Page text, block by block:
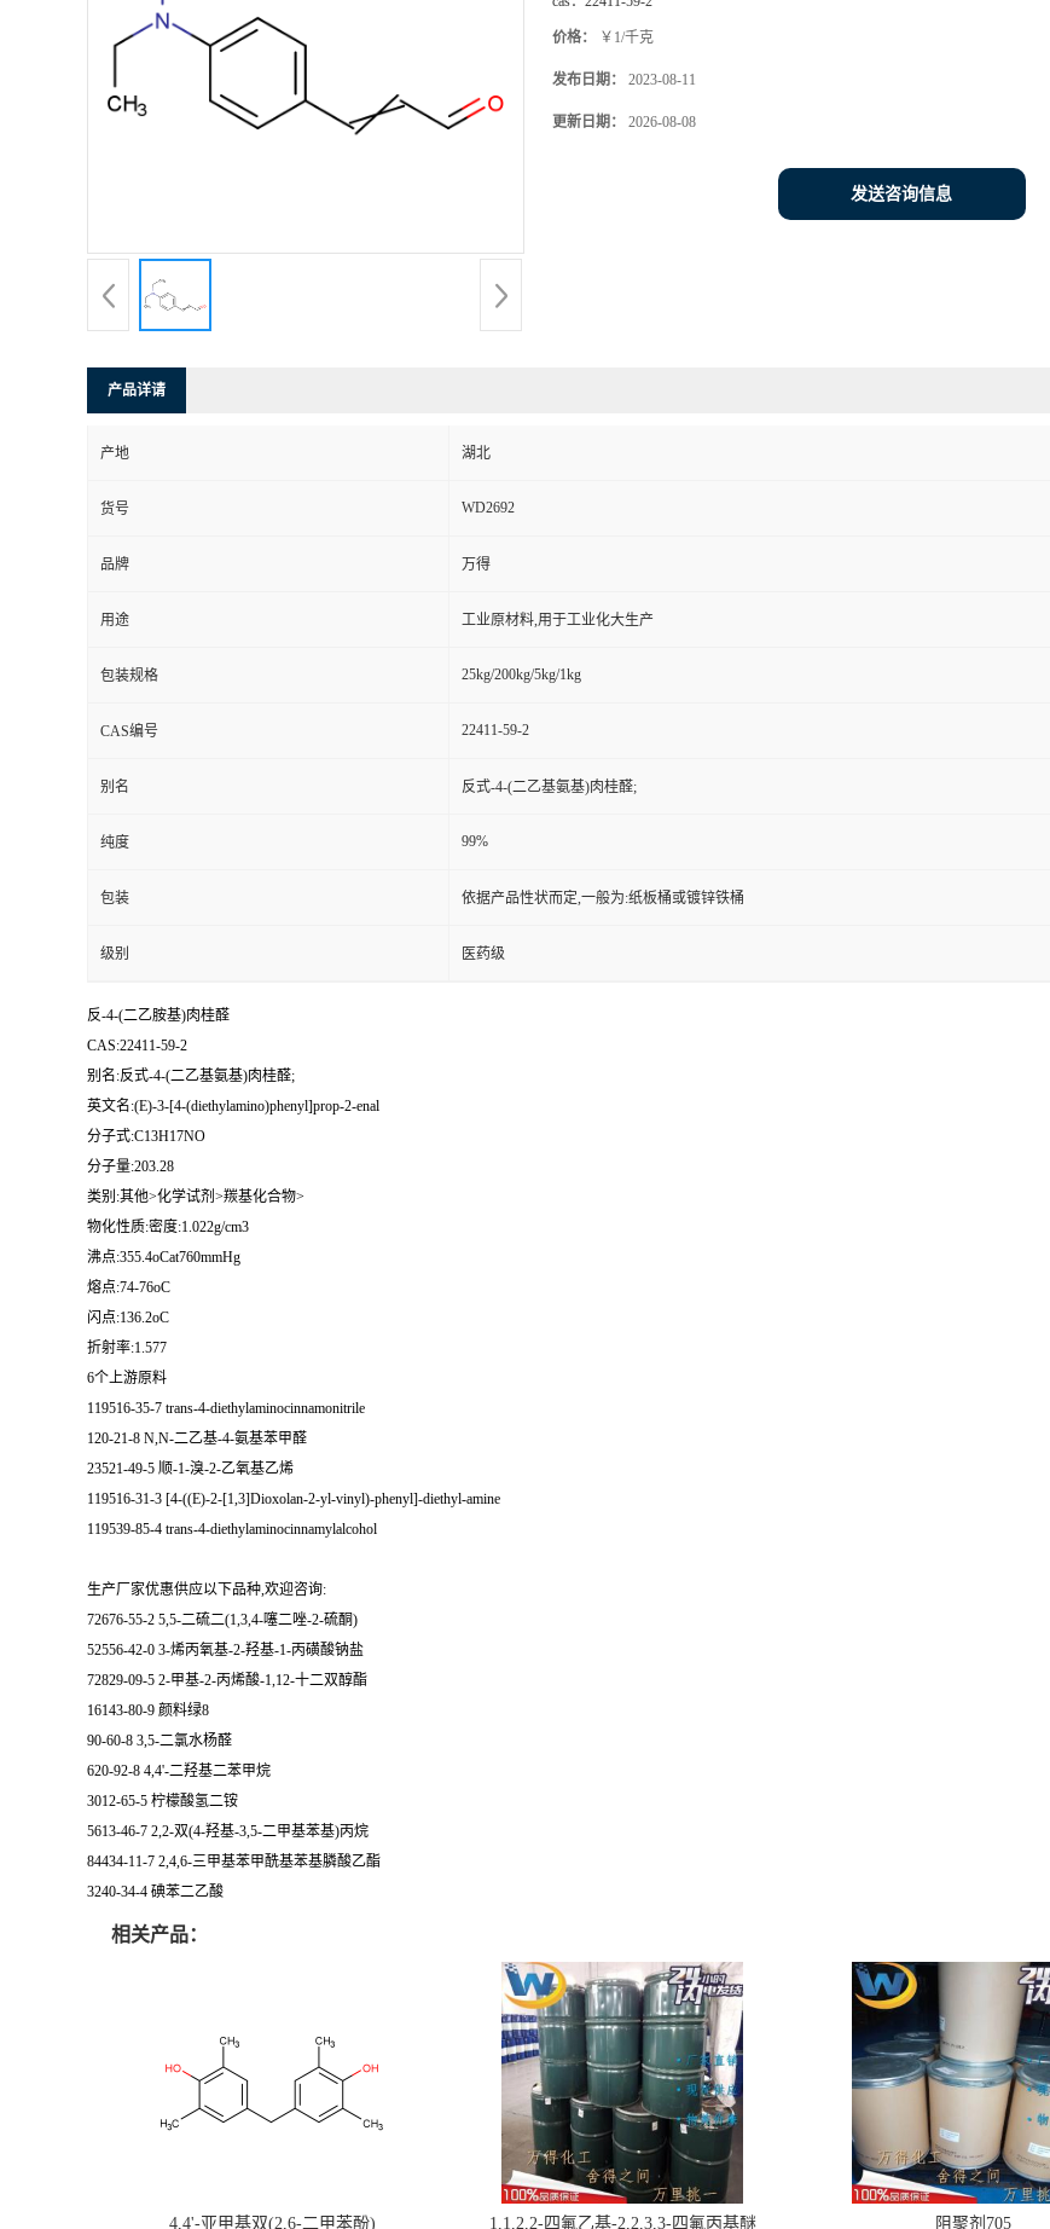
价格： ￥1/千克
发布日期： 2023-08-11
更新日期： 2026-08-08
发送咨询信息
产品详请
产地 湖北
货号 WD2692
品牌 万得
用途 工业原材料,用于工业化大生产
包装规格 25kg/200kg/5kg/1kg
CAS编号 22411-59-2
别名 反式-4-(二乙基氨基)肉桂醛;
纯度 99%
包装 依据产品性状而定,一般为:纸板桶或镀锌铁桶
级别 医药级
反-4-(二乙胺基)肉桂醛
CAS:22411-59-2
别名:反式-4-(二乙基氨基)肉桂醛;
英文名:(E)-3-[4-(diethylamino)phenyl]prop-2-enal
分子式:C13H17NO
分子量:203.28
类别:其他>化学试剂>羰基化合物>
物化性质:密度:1.022g/cm3
沸点:355.4oCat760mmHg
熔点:74-76oC
闪点:136.2oC
折射率:1.577
6个上游原料
119516-35-7 trans-4-diethylaminocinnamonitrile
120-21-8 N,N-二乙基-4-氨基苯甲醛
23521-49-5 顺-1-溴-2-乙氧基乙烯
119516-31-3 [4-((E)-2-[1,3]Dioxolan-2-yl-vinyl)-phenyl]-diethyl-amine
119539-85-4 trans-4-diethylaminocinnamylalcohol
生产厂家优惠供应以下品种,欢迎咨询:
72676-55-2 5,5-二硫二(1,3,4-噻二唑-2-硫酮)
52556-42-0 3-烯丙氧基-2-羟基-1-丙磺酸钠盐
72829-09-5 2-甲基-2-丙烯酸-1,12-十二双醇酯
16143-80-9 颜料绿8
90-60-8 3,5-二氯水杨醛
620-92-8 4,4'-二羟基二苯甲烷
3012-65-5 柠檬酸氢二铵
5613-46-7 2,2-双(4-羟基-3,5-二甲基苯基)丙烷
84434-11-7 2,4,6-三甲基苯甲酰基苯基膦酸乙酯
3240-34-4 碘苯二乙酸
相关产品：
4,4'-亚甲基双(2,6-二甲苯酚) 1,1,2,2-四氟乙基-2,2,3,3-四氟丙基醚 阻聚剂705